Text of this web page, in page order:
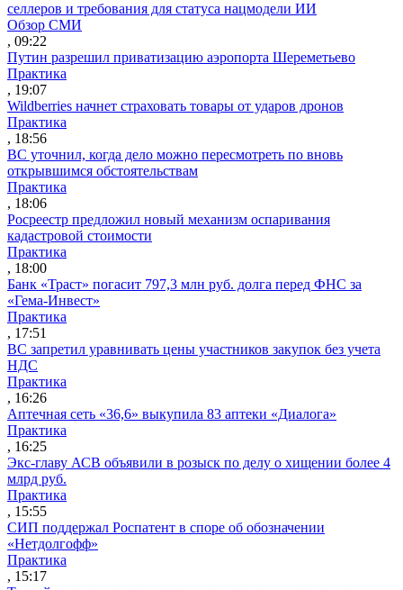
селлеров и требования для статуса нацмодели ИИ
Обзор СМИ
, 09:22
Путин разрешил приватизацию аэропорта Шереметьево
Практика
, 19:07
Wildberries начнет страховать товары от ударов дронов
Практика
, 18:56
ВС уточнил, когда дело можно пересмотреть по вновь
открывшимся обстоятельствам
Практика
, 18:06
Росреестр предложил новый механизм оспаривания
кадастровой стоимости
Практика
, 18:00
Банк «Траст» погасит 797,3 млн руб. долга перед ФНС за
«Гема-Инвест»
Практика
, 17:51
ВС запретил уравнивать цены участников закупок без учета
НДС
Практика
, 16:26
Аптечная сеть «36,6» выкупила 83 аптеки «Диалога»
Практика
, 16:25
Экс-главу АСВ объявили в розыск по делу о хищении более 4
млрд руб.
Практика
, 15:55
СИП поддержал Роспатент в споре об обозначении
«Нетдолгофф»
Практика
, 15:17